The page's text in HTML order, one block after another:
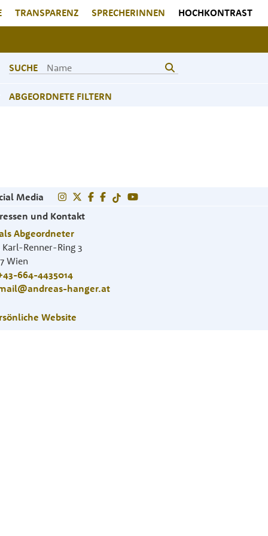
TRANSPARENZ SPRECHERINNEN HOCHKONTRAST
SUCHE
ABGEORDNETE FILTERN
Media
und Kontakt
Abgeordneter
Karl-Renner-Ring 3
Wien
664-4435014
hanger.at
Website